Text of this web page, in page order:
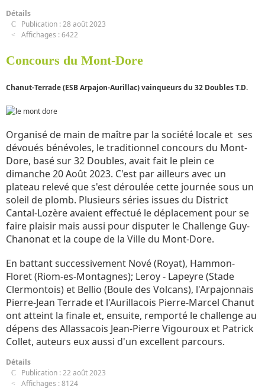
Détails
Publication : 28 août 2023
Affichages : 6422
Concours du Mont-Dore
Chanut-Terrade (ESB Arpajon-Aurillac) vainqueurs du 32 Doubles T.D.
Organisé de main de maître par la société locale et ses
dévoués bénévoles, le traditionnel concours du Mont-
Dore, basé sur 32 Doubles, avait fait le plein ce
dimanche 20 Août 2023. C'est par ailleurs avec un
plateau relevé que s'est déroulée cette journée sous un
soleil de plomb. Plusieurs séries issues du District
Cantal-Lozère avaient effectué le déplacement pour se
faire plaisir mais aussi pour disputer le Challenge Guy-
Chanonat et la coupe de la Ville du Mont-Dore.
En battant successivement Nové (Royat), Hammon-
Floret (Riom-es-Montagnes); Leroy - Lapeyre (Stade
Clermontois) et Bellio (Boule des Volcans), l'Arpajonnais
Pierre-Jean Terrade et l'Aurillacois Pierre-Marcel Chanut
ont atteint la finale et, ensuite, remporté le challenge au
dépens des Allassacois Jean-Pierre Vigouroux et Patrick
Collet, auteurs eux aussi d'un excellent parcours.
Détails
Publication : 22 août 2023
Affichages : 8124